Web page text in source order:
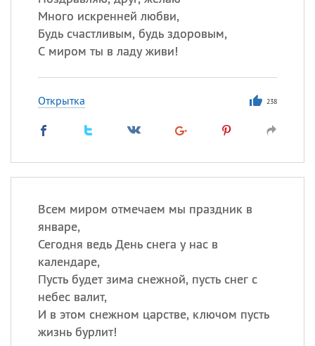
Много искренней любви,
Будь счастливым, будь здоровым,
С миром ты в ладу живи!
Открытка 238
Всем миром отмечаем мы праздник в
январе,
Сегодня ведь День снега у нас в
календаре,
Пусть будет зима снежной, пусть снег с
небес валит,
И в этом снежном царстве, ключом пусть
жизнь бурлит!